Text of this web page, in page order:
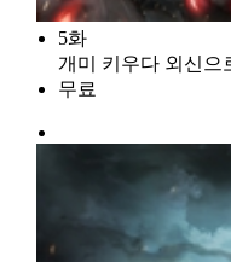
5화
개미 키우다 외신으
무료